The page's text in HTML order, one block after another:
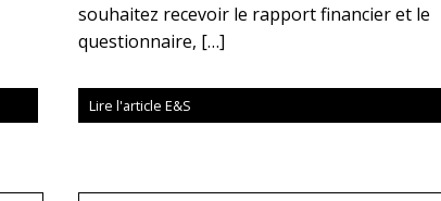
souhaitez recevoir le rapport financier et le
questionnaire, […]
Lire l'article E&S